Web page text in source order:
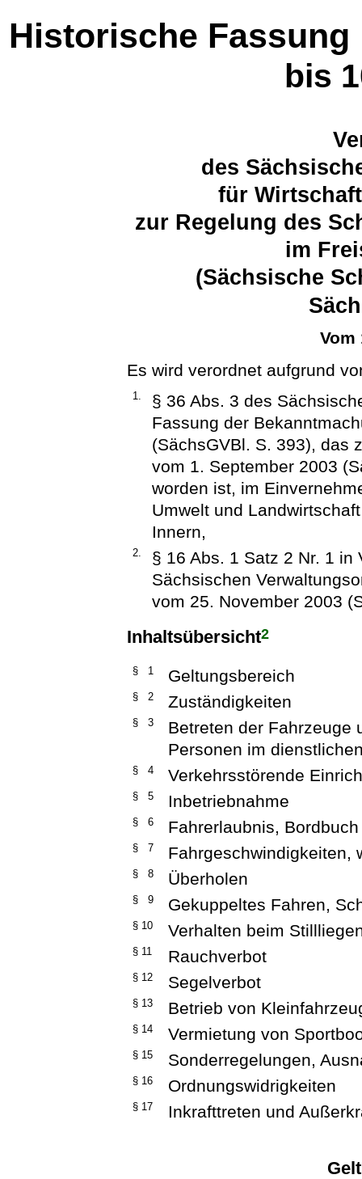
Historische Fassung
bis
des
für
zur Regelung des
im
(Sächsische
Vom
Es wird verordnet aufgrund
1.
§ 36 Abs. 3 des
Fassung der
(SächsGVBl. S. 393), das
vom 1. September 2003
worden ist, im
Umwelt und
Innern,
2.
§ 16 Abs. 1 Satz 2 Nr. 1
Sächsischen
vom 25. November 2003
Inhaltsübersicht2
§ 1 Geltungsbereich
§ 2 Zuständigkeiten
§ 3
Betreten der Fahrzeuge
Personen im
§ 4 Verkehrsstörende
§ 5 Inbetriebnahme
§ 6 Fahrerlaubnis, Bordbuch
§ 7 Fahrgeschwindigkeiten,
§ 8 Überholen
§ 9 Gekuppeltes Fahren,
§ 10 Verhalten beim
§ 11 Rauchverbot
§ 12 Segelverbot
§ 13 Betrieb von
§ 14 Vermietung von
§ 15 Sonderregelungen,
§ 16 Ordnungswidrigkeiten
§ 17 Inkrafttreten und